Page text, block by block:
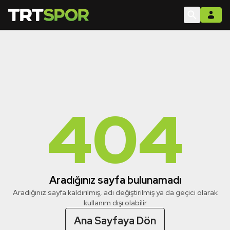
404
Aradığınız sayfa bulunamadı
Aradığınız sayfa kaldırılmış, adı değiştirilmiş ya da geçici olarak
kullanım dışı olabilir
Ana Sayfaya Dön